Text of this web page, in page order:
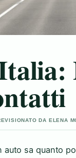
DA ELENA
auto sa quanto